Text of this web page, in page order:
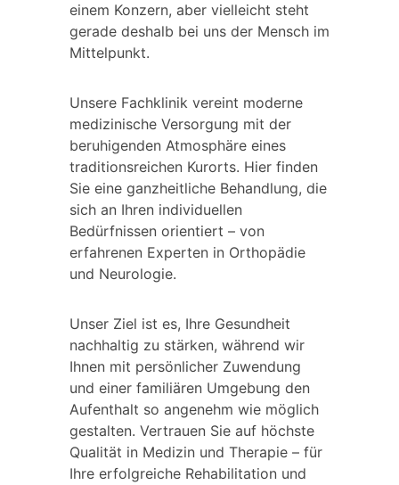
einem Konzern, aber vielleicht steht
gerade deshalb bei uns der Mensch im
Mittelpunkt.
Unsere Fachklinik vereint moderne
medizinische Versorgung mit der
beruhigenden Atmosphäre eines
traditionsreichen Kurorts. Hier finden
Sie eine ganzheitliche Behandlung, die
sich an Ihren individuellen
Bedürfnissen orientiert – von
erfahrenen Experten in Orthopädie
und Neurologie.
Unser Ziel ist es, Ihre Gesundheit
nachhaltig zu stärken, während wir
Ihnen mit persönlicher Zuwendung
und einer familiären Umgebung den
Aufenthalt so angenehm wie möglich
gestalten. Vertrauen Sie auf höchste
Qualität in Medizin und Therapie – für
Ihre erfolgreiche Rehabilitation und